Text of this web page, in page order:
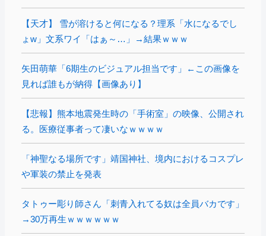
【天才】 雪が溶けると何になる？理系「水になるでし
ょw」文系ワイ「はぁ～…」→結果ｗｗｗ
矢田萌華「6期生のビジュアル担当です」←この画像を
見れば誰もが納得【画像あり】
【悲報】熊本地震発生時の「手術室」の映像、公開され
る。医療従事者って凄いなｗｗｗｗ
「神聖なる場所です」靖国神社、境内におけるコスプレ
や軍装の禁止を発表
タトゥー彫り師さん「刺青入れてる奴は全員バカです」
→30万再生ｗｗｗｗｗｗ